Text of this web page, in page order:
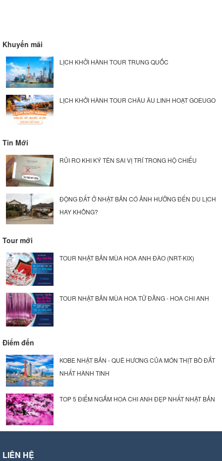
Khuyến mãi
LỊCH KHỞI HÀNH TOUR TRUNG QUỐC
LỊCH KHỞI HÀNH TOUR CHÂU ÂU LINH HOẠT GOEUGO
Tin Mới
RỦI RO KHI KÝ TÊN SAI VỊ TRÍ TRONG HỘ CHIẾU
ĐỘNG ĐẤT Ở NHẬT BẢN CÓ ẢNH HƯỞNG ĐẾN DU LỊCH
HAY KHÔNG?
Tour mới
TOUR NHẬT BẢN MÙA HOA ANH ĐÀO (NRT-KIX)
TOUR NHẬT BẢN MÙA HOA TỬ ĐẰNG - HOA CHI ANH
Điểm đến
KOBE NHẬT BẢN - QUÊ HƯƠNG CỦA MÓN THỊT BÒ ĐẮT
NHẤT HÀNH TINH
TOP 5 ĐIỂM NGẮM HOA CHI ANH ĐẸP NHẤT NHẬT BẢN
LIÊN HỆ